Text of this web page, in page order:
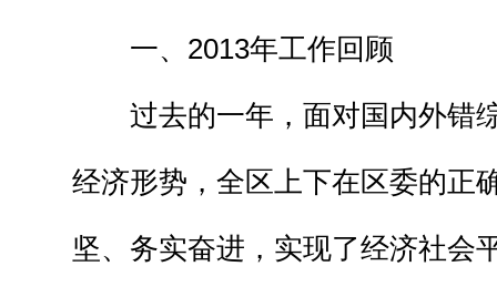
一、2013年工作回顾
过去的一年，面对国内外错
经济形势，全区上下在区委的正
坚、务实奋进，实现了经济社会